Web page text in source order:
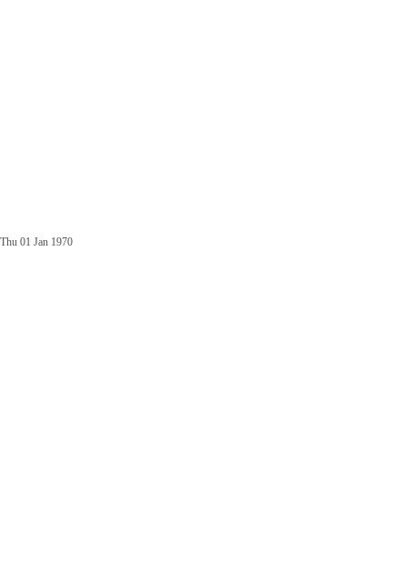
Thu 01 Jan 1970